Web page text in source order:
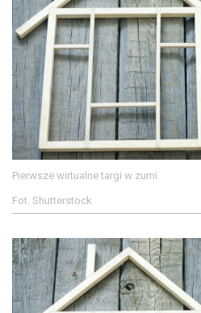
Pierwsze wirtualne targi w zumi
Fot. Shutterstock